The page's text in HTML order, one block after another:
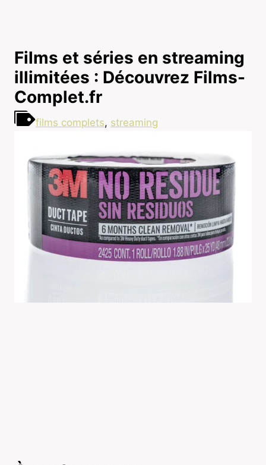
Films et séries en streaming
illimitées : Découvrez Films-
Complet.fr
films complets, streaming